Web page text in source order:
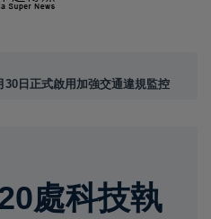
日正式啟用加強交通違規監控
處科技執